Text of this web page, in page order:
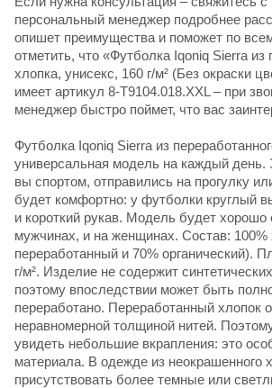
персональный менеджер подробнее
опишет преимущества и поможет по
отметить, что «Футболка Iqoniq Sierra из
хлопка, унисекс, 160 г/м² (Без окраски
имеет артикул 8-T9104.018.XXL – при
менеджер быстро поймет, что вас
Футболка Iqoniq Sierra из
универсальная модель на каждый день.
вы спортом, отправились на прогулку
будет комфортно: у футболки круглый
и короткий рукав. Модель будет хорошо
мужчинах, и на женщинах. Состав: 100%
переработанный и 70% органический).
г/м². Изделие не содержит
поэтому впоследствии может быть
переработано. Переработанный хлопок
неравномерной толщиной нитей.
увидеть небольшие вкрапления: это
материала. В одежде из неокрашенного
присутствовать более темные или